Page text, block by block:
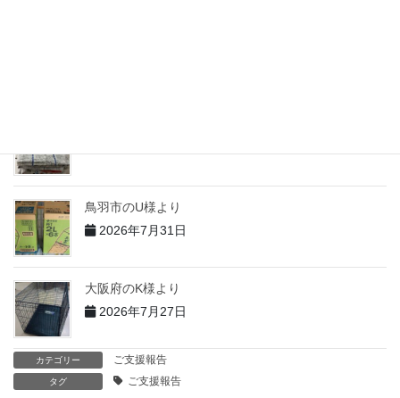
鳥羽市のU様より
2026年7月31日
大阪府のK様より
2026年7月27日
カテゴリー ご支援報告
タグ ご支援報告